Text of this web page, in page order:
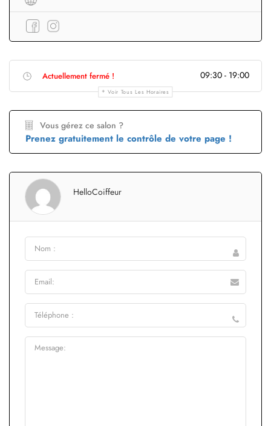
Actuellement fermé ! 09:30 - 19:00
Voir Tous Les Horaires
Vous gérez ce salon ?
Prenez gratuitement le contrôle de votre page !
HelloCoiffeur